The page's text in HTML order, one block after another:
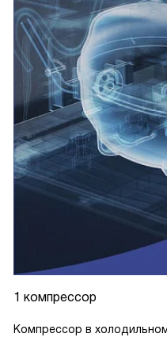
1 компрессор
Компрессор в